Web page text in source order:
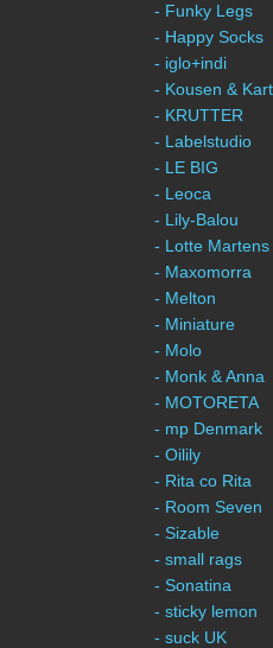
- Funky Legs
- Happy Socks
- iglo+indi
- Kousen &
- KRUTTER
- Labelstudio
- LE BIG
- Leoca
- Lily-Balou
- Lotte Martens
- Maxomorra
- Melton
- Miniature
- Molo
- Monk & Anna
- MOTORETA
- mp Denmark
- Oilily
- Rita co Rita
- Room Seven
- Sizable
- small rags
- Sonatina
- sticky lemon
- suck UK